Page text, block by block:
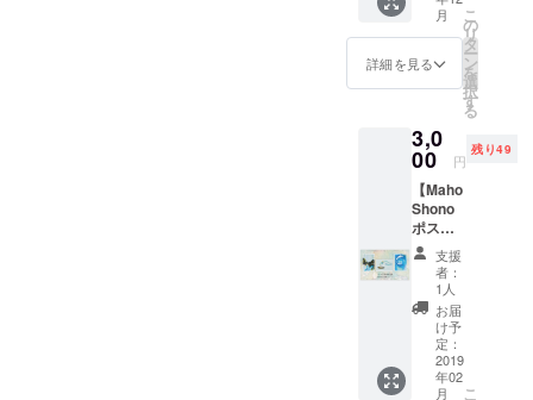
壇。姉のな
間、会社員
ルーやイン
ドの旅、瞑
想や大聖者
との出会い
から、人生
に大切な
メッセージ
を書き始め
る。3冊目の
著書のメッ
セージはな
真付き
Thanks
Mailを
お送り
Power
と
Messeg
e 】 ＜
1111
＞“あな
たの望
みはす
ぐそこ
にあり
ます。
願望を
叶える
時です”
ていま
す。 ◆
設定金
ワード
(支援)も
です！
美しい
循環に
還元さ
せてい
ただき
ます。
｜最も
美しい
クリス
マスツ
12/24
か、
12/25ど
ちらか
で使え
ます！
◆ハー
トラン
ドに来
たすべ
ての人
に、ク
リスマ
スプレ
ゼント
を用意
してい
ます。
月
詳細を見る
こ
の
リ
タ
ー
ン
を
選
択
す
る
3,0
00 円
残り49
【Maho
Shono
ポスト
カード
「CHA
NGE」
シリー
ズ(３枚
組)＋入
場チ
ケッ
支援
者：
1人
お届
け予
定：
2019
年02
月
こ